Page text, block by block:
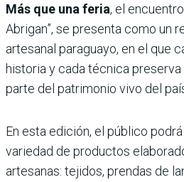
Más que una feria, el
Abrigan”, se presenta como un
artesanal paraguayo, en el que
historia y cada técnica
parte del patrimonio vivo del
En esta edición, el público
variedad de productos
artesanas: tejidos, prendas de